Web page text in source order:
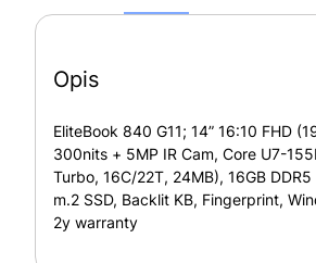
Opis
EliteBook 840 G11; 14” 16:10 FHD
300nits + 5MP IR Cam, Core U7-
Turbo, 16C/22T, 24MB), 16GB
m.2 SSD, Backlit KB, Fingerprint,
2y warranty